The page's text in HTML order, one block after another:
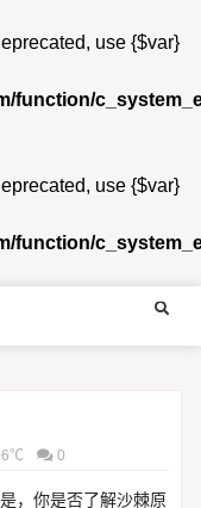
use {$var}
function/
use {$var}
function/
0
，你是否了解沙棘原